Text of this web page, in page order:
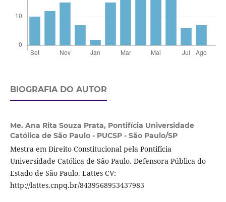
BIOGRAFIA DO AUTOR
Me. Ana Rita Souza Prata, Pontifícia Universidade
Católica de São Paulo - PUCSP - São Paulo/SP
Mestra em Direito Constitucional pela Pontifícia
Universidade Católica de São Paulo. Defensora Pública do
Estado de São Paulo. Lattes CV:
http://lattes.cnpq.br/8439568953437983